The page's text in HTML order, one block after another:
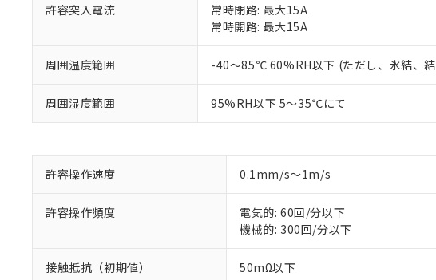
許容突入電流
常時閉路: 最大15A
常時開路: 最大15A
周囲温度範囲 -40～85℃ 60%RH以下 (ただし、氷結、
周囲湿度範囲 95%RH以下 5～35℃にて
許容操作速度 0.1mm/s～1m/s
許容操作頻度
電気的: 60回/分以下
機械的: 300回/分以下
接触抵抗（初期値） 50mΩ以下
ご利用条件
以下の条件をお読みいただき、同
本サービスは、当社制御機
※1 対応状況
調査・確認中：EU RoHS指令（
非該当品：ライセンス料など無形
仕入先様の事情により、非含有部
があります。
*EU RoHS指令（10物質）：
※1 中国RoHS○×表
「×」：最大均質材料含有率が
「－」：未確認です。当社販売部
当社は、これら貴社製品の